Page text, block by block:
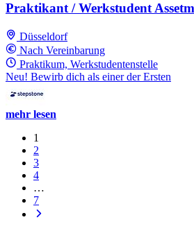
Praktikant / Werkstudent
Düsseldorf
Nach Vereinbarung
Praktikum, Werkstudentenstelle
Neu! Bewirb dich als einer der Ersten
mehr lesen
1
2
3
4
…
7